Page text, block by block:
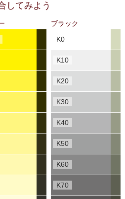
してみよう
ブラック
K0
K10
K20
K30
K40
K50
K60
K70